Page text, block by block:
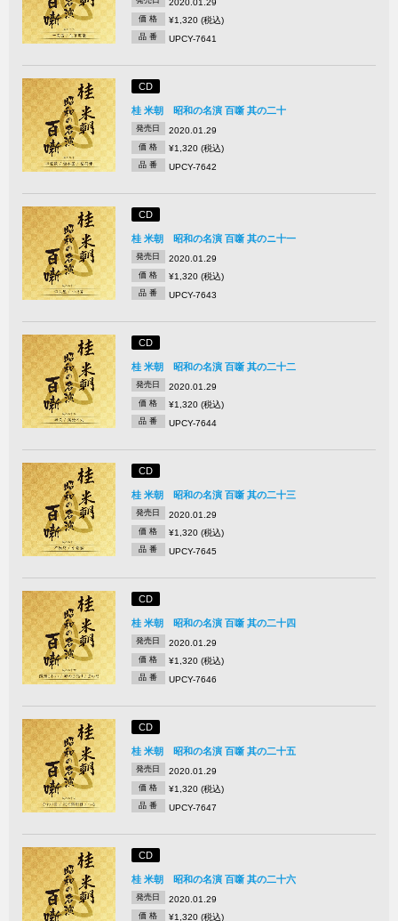
価 格 ¥1,320 (税込)
品 番 UPCY-7641
CD
桂 米朝 昭和の名演 百噺 其の二十
発売日 2020.01.29
価 格 ¥1,320 (税込)
品 番 UPCY-7642
CD
桂 米朝 昭和の名演 百噺 其のニ十一
発売日 2020.01.29
価 格 ¥1,320 (税込)
品 番 UPCY-7643
CD
桂 米朝 昭和の名演 百噺 其の二十二
発売日 2020.01.29
価 格 ¥1,320 (税込)
品 番 UPCY-7644
CD
桂 米朝 昭和の名演 百噺 其の二十三
発売日 2020.01.29
価 格 ¥1,320 (税込)
品 番 UPCY-7645
CD
桂 米朝 昭和の名演 百噺 其の二十四
発売日 2020.01.29
価 格 ¥1,320 (税込)
品 番 UPCY-7646
CD
桂 米朝 昭和の名演 百噺 其の二十五
発売日 2020.01.29
価 格 ¥1,320 (税込)
品 番 UPCY-7647
CD
桂 米朝 昭和の名演 百噺 其の二十六
発売日 2020.01.29
価 格 ¥1,320 (税込)